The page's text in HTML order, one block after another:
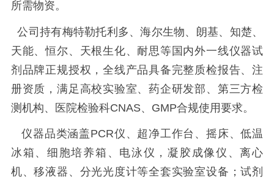
所需物资。
公司持有梅特勒托利多、海尔生物、朗基、知楚、
天能、恒尔、天根生化、耐思等国内外一线仪器试
剂品牌正规授权，全线产品具备完整质检报告、注
册资质，满足高校实验室、药企研发部、第三方检
测机构、医院检验科CNAS、GMP合规使用要求。
仪器品类涵盖PCR仪、超净工作台、摇床、低温
冰箱、细胞培养箱、电泳仪，凝胶成像仪、离心
机、移液器、分光光度计等全套实验室设备；试剂